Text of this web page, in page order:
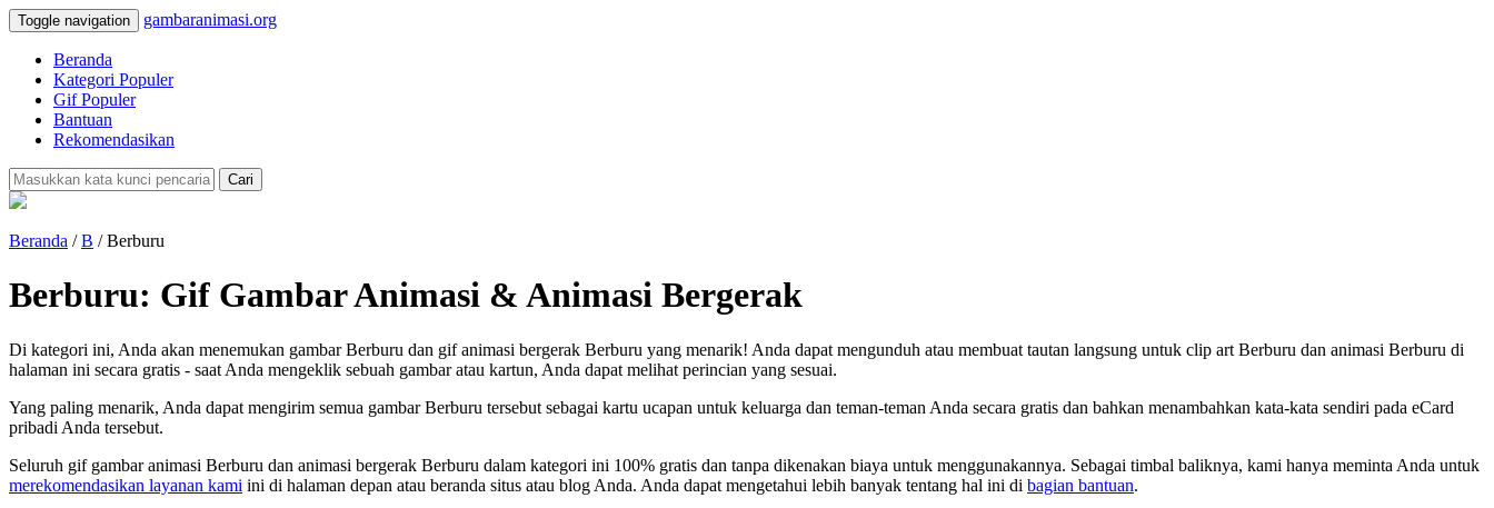
Toggle navigation gambaranimasi.org
Beranda
Kategori Populer
Gif Populer
Bantuan
Rekomendasikan
Cari
Beranda /B / Berburu
Berburu: Gif Gambar Animasi & Animasi Bergerak
Di kategori ini, Anda akan menemukan gambar Berburu dan gif animasi bergerak Berburu yang menarik! Anda dapat mengunduh atau membuat tautan langsung untuk clip art Berburu dan animasi Berburu di
halaman ini secara gratis - saat Anda mengeklik sebuah gambar atau kartun, Anda dapat melihat perincian yang sesuai.
Yang paling menarik, Anda dapat mengirim semua gambar Berburu tersebut sebagai kartu ucapan untuk keluarga dan teman-teman Anda secara gratis dan bahkan menambahkan kata-kata sendiri pada eCard
pribadi Anda tersebut.
Seluruh gif gambar animasi Berburu dan animasi bergerak Berburu dalam kategori ini 100% gratis dan tanpa dikenakan biaya untuk menggunakannya. Sebagai timbal baliknya, kami hanya meminta Anda untuk
merekomendasikan layanan kami ini di halaman depan atau beranda situs atau blog Anda. Anda dapat mengetahui lebih banyak tentang hal ini di bagian bantuan.